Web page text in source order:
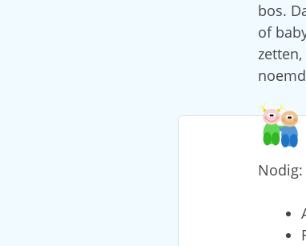
bos.
of
Nodig: